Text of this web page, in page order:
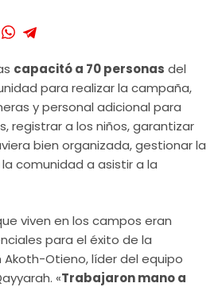
capacitó a 70 personas del
para realizar la campaña,
y personal adicional para
registrar a los niños, garantizar
bien organizada, gestionar la
comunidad a asistir a la
viven en los campos eran
para el éxito de la
Akoth-Otieno, líder del equipo
«Trabajaron mano a